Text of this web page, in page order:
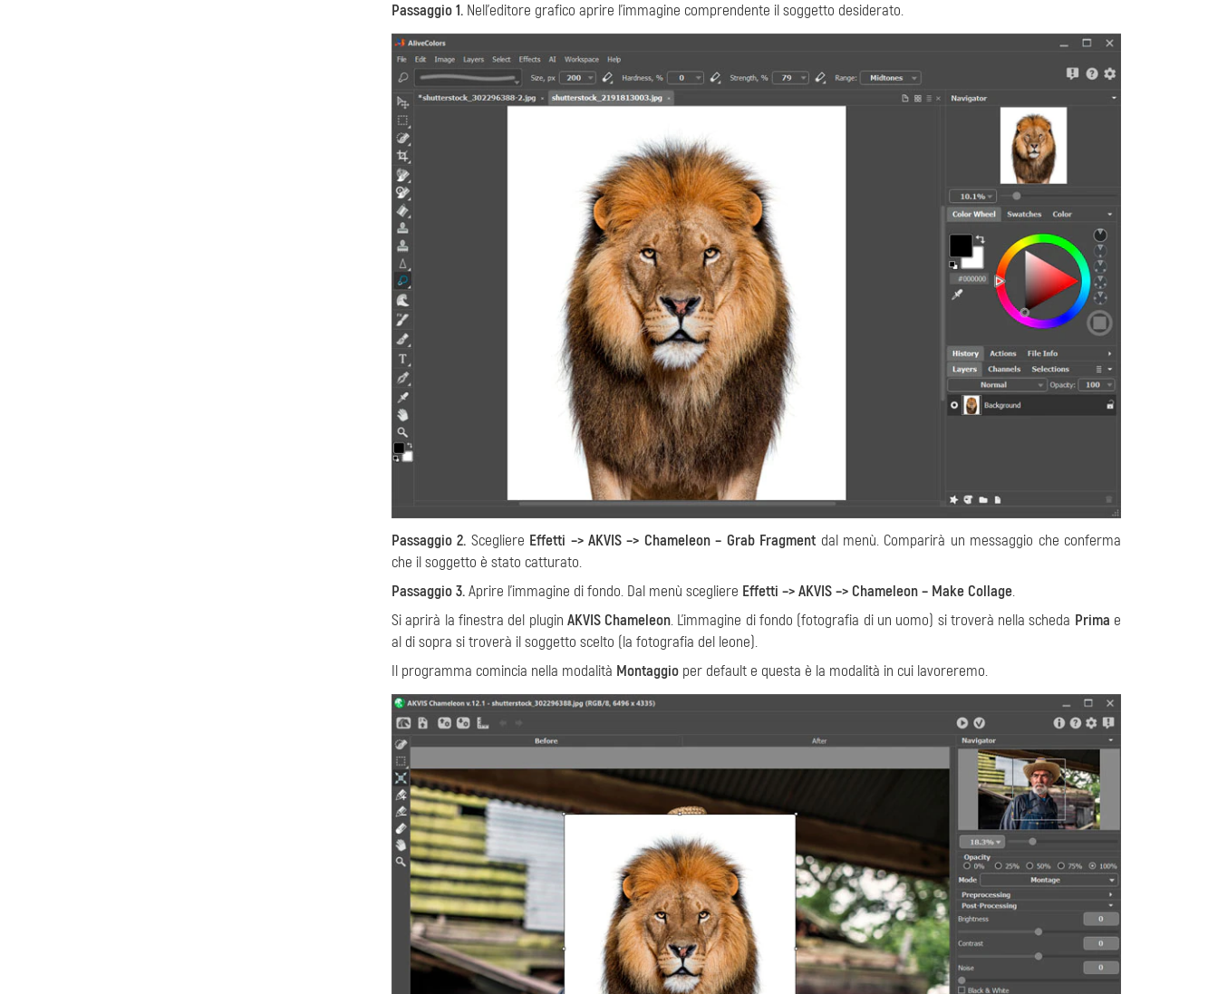
Passaggio 1. Nell’editore grafico aprire l’immagine comprendente il soggetto desiderato.
Passaggio 2. Scegliere Effetti –> AKVIS –> Chameleon – Grab Fragment dal menù. Comparirà un messaggio che conferma
che il soggetto è stato catturato.
Passaggio 3.Aprire l’immagine di fondo. Dal menù scegliere Effetti –> AKVIS –> Chameleon – Make Collage.
Si aprirà la finestra del plugin AKVIS Chameleon. L’immagine di fondo (fotografia di un uomo) si troverà nella scheda Prima e
al di sopra si troverà il soggetto scelto (la fotografia del leone).
Il programma comincia nella modalità Montaggio per default e questa è la modalità in cui lavoreremo.